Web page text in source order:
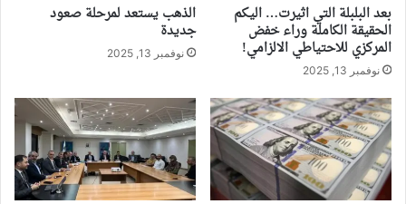
بعد البلبلة التي اثيرت… اليكم
الحقيقة الكاملة وراء خفض
المركزي للاحتياطي الالزامي!
نوفمبر 13, 2025
الذهب يستعد لمرحلة صعود
جديدة
نوفمبر 13, 2025